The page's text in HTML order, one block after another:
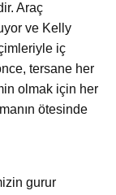
Araç
ve Kelly
iç
tersane her
olmak için her
ötesinde
gurur